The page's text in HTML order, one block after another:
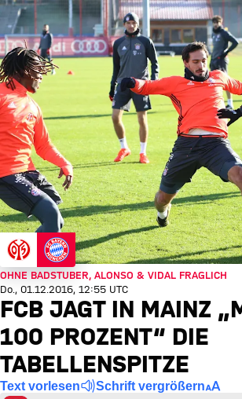
OHNE BADSTUBER, ALONSO & VIDAL FRAGLICH
Do., 01.12.2016, 12:55 UTC
FCB JAGT IN MAINZ
100 PROZENT“ DIE
TABELLENSPITZE
Text vorlesen Schrift vergrößern